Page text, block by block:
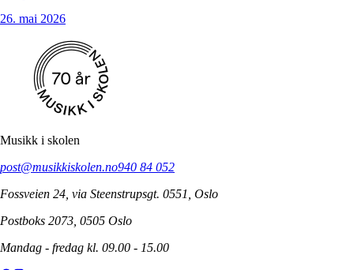
26. mai 2026
Musikk i skolen
post@musikkiskolen.no940 84 052
Fossveien 24, via Steenstrupsgt. 0551, Oslo
Postboks 2073, 0505 Oslo
Mandag - fredag kl. 09.00 - 15.00